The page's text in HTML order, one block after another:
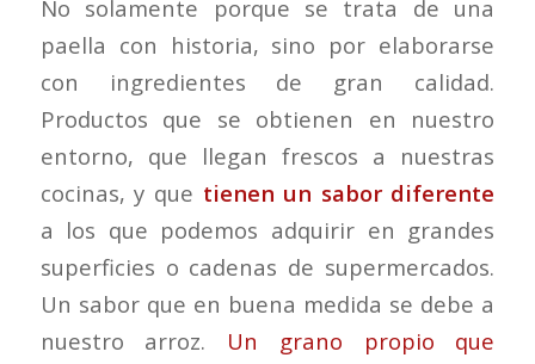
No solamente porque se trata de una
paella con historia, sino por elaborarse
con ingredientes de gran calidad.
Productos que se obtienen en nuestro
entorno, que llegan frescos a nuestras
cocinas, y que tienen un sabor diferente
a los que podemos adquirir en grandes
superficies o cadenas de supermercados.
Un sabor que en buena medida se debe a
nuestro arroz. Un grano propio que